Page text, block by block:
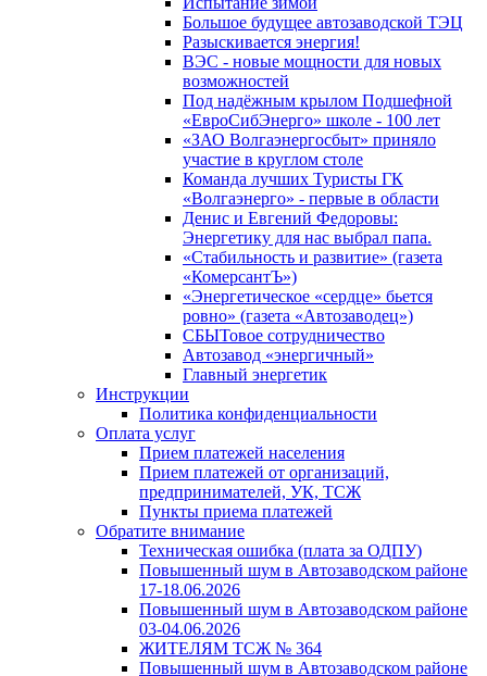
Большое будущее автозаводской ТЭЦ
Разыскивается энергия!
ВЭС - новые мощности для новых
возможностей
Под надёжным крылом Подшефной
«ЕвроСибЭнерго» школе - 100 лет
«ЗАО Волгаэнергосбыт» приняло
участие в круглом столе
Команда лучших Туристы ГК
«Волгаэнерго» - первые в области
Денис и Евгений Федоровы:
Энергетику для нас выбрал папа.
«Стабильность и развитие» (газета
«КомерсантЪ»)
«Энергетическое «сердце» бьется
ровно» (газета «Автозаводец»)
СБЫТовое сотрудничество
Автозавод «энергичный»
Главный энергетик
Инструкции
Политика конфиденциальности
Оплата услуг
Прием платежей населения
Прием платежей от организаций,
предпринимателей, УК, ТСЖ
Пункты приема платежей
Обратите внимание
Техническая ошибка (плата за ОДПУ)
Повышенный шум в Автозаводском районе
17-18.06.2026
Повышенный шум в Автозаводском районе
03-04.06.2026
ЖИТЕЛЯМ ТСЖ № 364
Повышенный шум в Автозаводском районе